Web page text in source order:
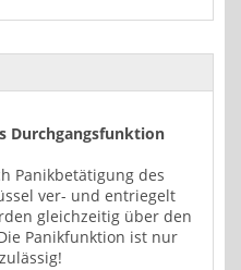
Durchgangsfunktion
Panikbetätigung des
ver- und entriegelt
gleichzeitig über den
Panikfunktion ist nur